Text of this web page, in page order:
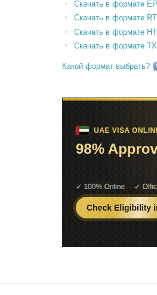
Скачать в формате
Скачать в формате
Скачать в формате
Скачать в формате
Какой формат выбрать?